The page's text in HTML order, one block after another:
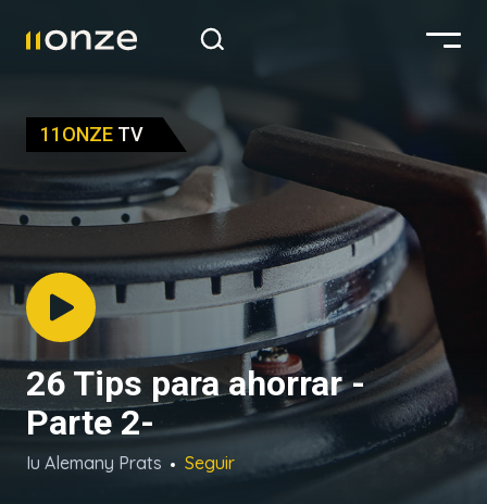
11ONZE TV
26 Tips para ahorrar -
Parte 2-
Iu Alemany Prats Seguir